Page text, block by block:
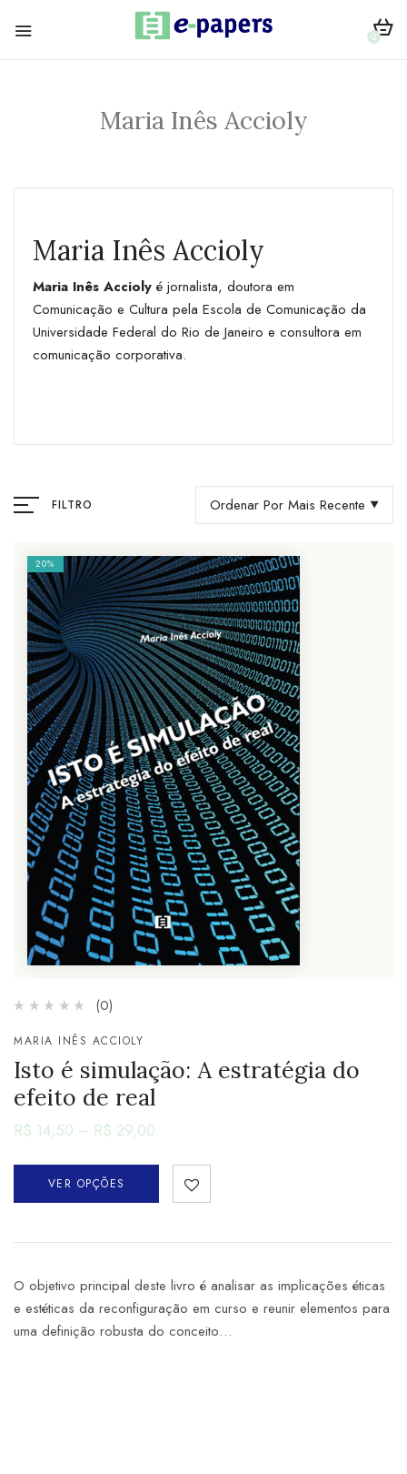
0
Maria Inês Accioly
Maria Inês Accioly
Maria Inês Accioly é jornalista, doutora em
Comunicação e Cultura pela Escola de Comunicação da
Universidade Federal do Rio de Janeiro e consultora em
comunicação corporativa.
FILTRO Ordenar Por Mais Recente
20%
(0)
MARIA INÊS ACCIOLY
Isto é simulação: A estratégia do
efeito de real
R$ 14,50 – R$ 29,00
VER OPÇÕES
O objetivo principal deste livro é analisar as implicações éticas
e estéticas da reconfiguração em curso e reunir elementos para
uma definição robusta do conceito…